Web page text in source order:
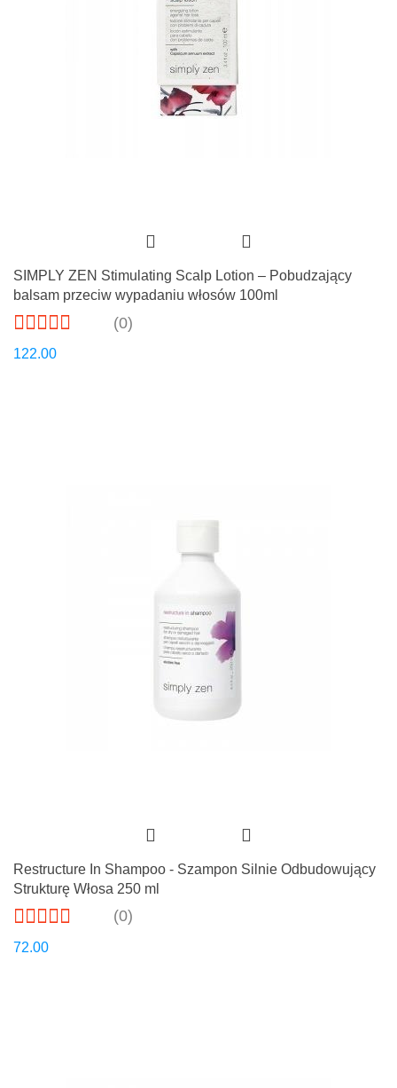
SIMPLY ZEN Stimulating Scalp Lotion – Pobudzający
balsam przeciw wypadaniu włosów 100ml
(0)
122.00
Restructure In Shampoo - Szampon Silnie Odbudowujący
Strukturę Włosa 250 ml
(0)
72.00